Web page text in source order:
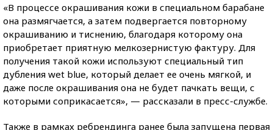
«В процессе окрашивания кожи в специальном барабане
она размягчается, а затем подвергается повторному
окрашиванию и тиснению, благодаря которому она
приобретает приятную мелкозернистую фактуру. Для
получения такой кожи используют специальный тип
дубления wet blue, который делает ее очень мягкой, и
даже после окрашивания она не будет пачкать вещи, с
которыми соприкасается», — рассказали в пресс-службе.
Также в рамках ребрендинга ранее была запущена первая